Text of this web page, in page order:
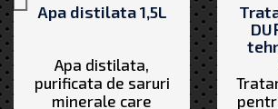
Apa distilata 1,5L
Apa distilata,
purificata de saruri
minerale care